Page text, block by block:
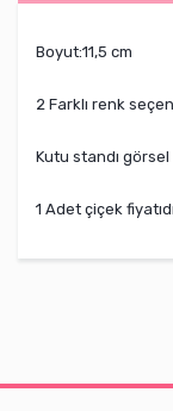
Boyut:11,5 cm
2 Farklı renk
Kutu standı görsel
1 Adet çiçek